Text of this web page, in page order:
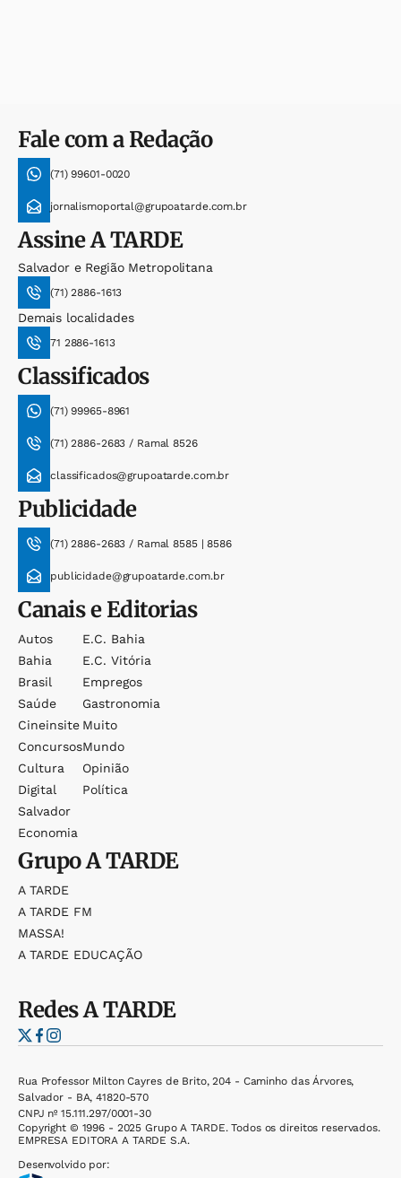
Fale com a Redação
(71) 99601-0020
jornalismoportal@grupoatarde.com.br
AssineA TARDE
Salvador e Região Metropolitana
(71) 2886-1613
Demais localidades
71 2886-1613
Classificados
(71) 99965-8961
(71) 2886-2683 / Ramal 8526
classificados@grupoatarde.com.br
Publicidade
(71) 2886-2683 / Ramal 8585 | 8586
publicidade@grupoatarde.com.br
Canais e Editorias
Autos
Bahia
Brasil
Saúde
Cineinsite
Concursos
Cultura
Digital
Salvador
Economia
E.c. Bahia
E.c. Vitória
Empregos
Gastronomia
Muito
Mundo
Opinião
Política
GrupoA TARDE
A TARDE
A TARDE FM
MASSA!
A TARDE EDUCAÇÃO
RedesA TARDE
Rua Professor Milton Cayres de Brito, 204 - Caminho das Árvores,
Salvador - BA, 41820-570
CNPJ nº 15.111.297/0001-30
Copyright © 1996 - 2025 Grupo A TARDE. Todos os direitos reservados.
EMPRESA EDITORA A TARDE S.A.
Desenvolvido por: